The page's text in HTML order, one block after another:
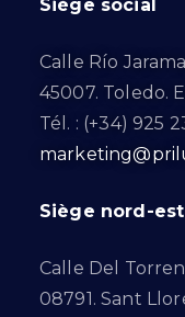
Siège social
Calle Río
45007. Toledo.
Tél. : (+34) 925
Siège nord-est
Calle Del
08791. Sant